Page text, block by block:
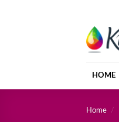
HOME
Home /